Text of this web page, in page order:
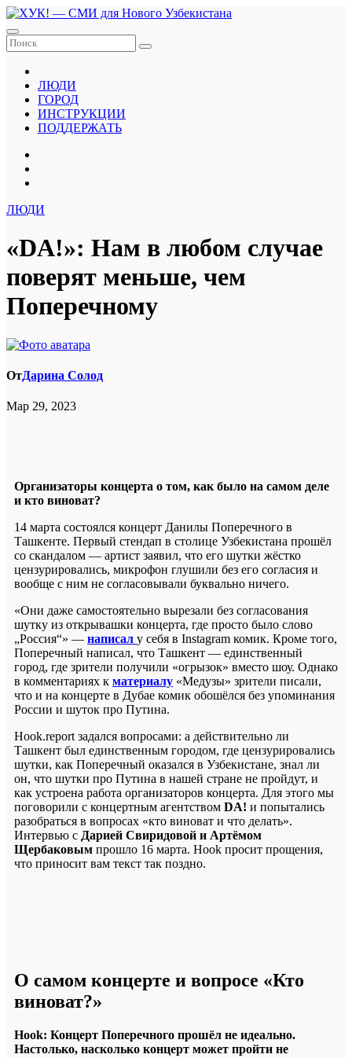
Перейти
к
содержанию
ЛЮДИ
ГОРОД
ИНСТРУКЦИИ
ПОДДЕРЖАТЬ
ЛЮДИ
«DA!»: Нам в любом случае
поверят меньше, чем
Поперечному
ОтДарина Солод
Мар 29, 2023
Организаторы концерта о том, как было на самом деле
и кто виноват?
14 марта состоялся концерт Данилы Поперечного в
Ташкенте. Первый стендап в столице Узбекистана прошёл
со скандалом — артист заявил, что его шутки жёстко
цензурировались, микрофон глушили без его согласия и
вообще с ним не согласовывали буквально ничего.
«Они даже самостоятельно вырезали без согласования
шутку из открывашки концерта, где просто было слово
„Россия“» — написал у себя в Instagram комик. Кроме того,
Поперечный написал, что Ташкент — единственный
город, где зрители получили «огрызок» вместо шоу. Однако
в комментариях к материалу «Медузы» зрители писали,
что и на концерте в Дубае комик обошёлся без упоминания
России и шуток про Путина.
Hook.report задался вопросами: а действительно ли
Ташкент был единственным городом, где цензурировались
шутки, как Поперечный оказался в Узбекистане, знал ли
он, что шутки про Путина в нашей стране не пройдут, и
как устроена работа организаторов концерта. Для этого мы
поговорили с концертным агентством DA! и попытались
разобраться в вопросах «кто виноват и что делать».
Интервью с Дарией Свиридовой и Артёмом
Щербаковым прошло 16 марта. Hook просит прощения,
что приносит вам текст так поздно.
О самом концерте и вопросе «Кто
виноват?»
Hook: Концерт Поперечного прошёл не идеально.
Настолько, насколько концерт может пройти не